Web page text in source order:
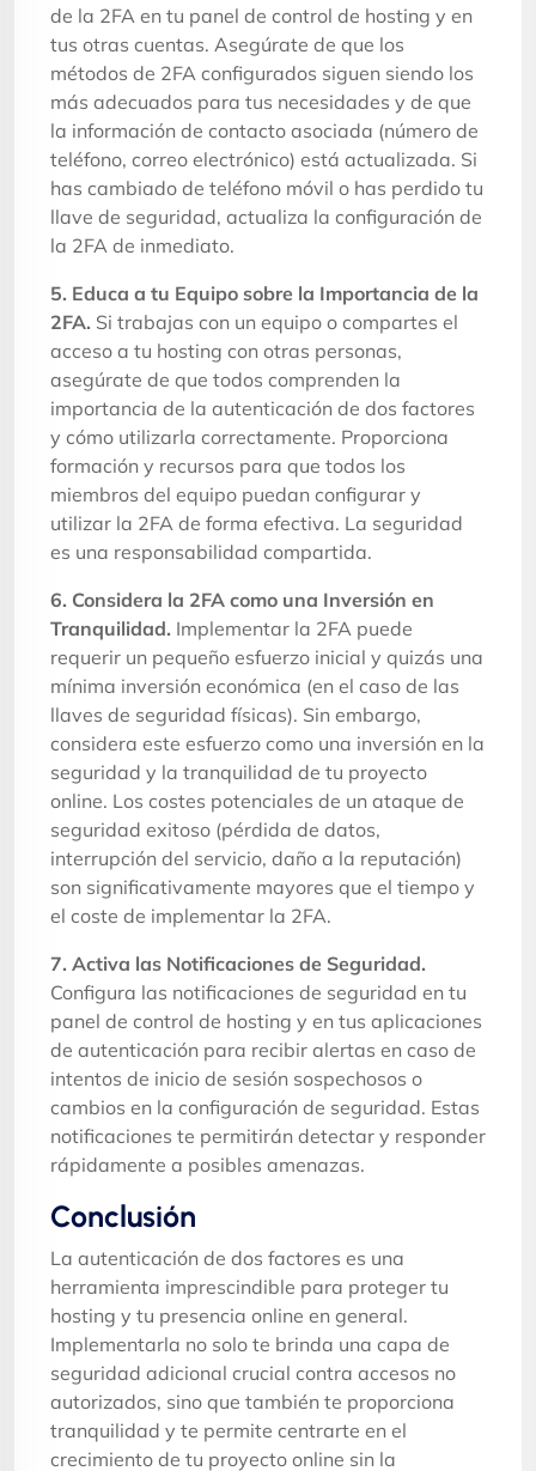
de la 2FA en tu panel de control de hosting y en
tus otras cuentas. Asegúrate de que los
métodos de 2FA configurados siguen siendo los
más adecuados para tus necesidades y de que
la información de contacto asociada (número de
teléfono, correo electrónico) está actualizada. Si
has cambiado de teléfono móvil o has perdido tu
llave de seguridad, actualiza la configuración de
la 2FA de inmediato.
5. Educa a tu Equipo sobre la Importancia de la
2FA. Si trabajas con un equipo o compartes el
acceso a tu hosting con otras personas,
asegúrate de que todos comprenden la
importancia de la autenticación de dos factores
y cómo utilizarla correctamente. Proporciona
formación y recursos para que todos los
miembros del equipo puedan configurar y
utilizar la 2FA de forma efectiva. La seguridad
es una responsabilidad compartida.
6. Considera la 2FA como una Inversión en
Tranquilidad. Implementar la 2FA puede
requerir un pequeño esfuerzo inicial y quizás una
mínima inversión económica (en el caso de las
llaves de seguridad físicas). Sin embargo,
considera este esfuerzo como una inversión en la
seguridad y la tranquilidad de tu proyecto
online. Los costes potenciales de un ataque de
seguridad exitoso (pérdida de datos,
interrupción del servicio, daño a la reputación)
son significativamente mayores que el tiempo y
el coste de implementar la 2FA.
7. Activa las Notificaciones de Seguridad.
Configura las notificaciones de seguridad en tu
panel de control de hosting y en tus aplicaciones
de autenticación para recibir alertas en caso de
intentos de inicio de sesión sospechosos o
cambios en la configuración de seguridad. Estas
notificaciones te permitirán detectar y responder
rápidamente a posibles amenazas.
Conclusión
La autenticación de dos factores es una
herramienta imprescindible para proteger tu
hosting y tu presencia online en general.
Implementarla no solo te brinda una capa de
seguridad adicional crucial contra accesos no
autorizados, sino que también te proporciona
tranquilidad y te permite centrarte en el
crecimiento de tu proyecto online sin la